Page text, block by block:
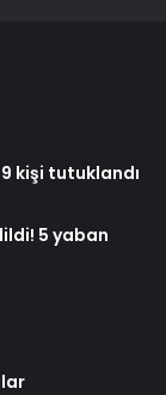
kişi tutuklandı
5 yaban